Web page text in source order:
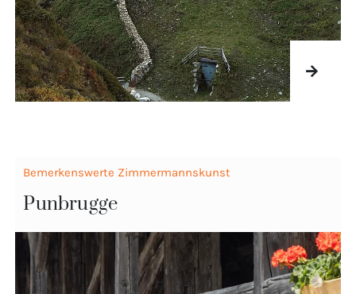
Bemerkenswerte Zimmermannskunst
Punbrugge